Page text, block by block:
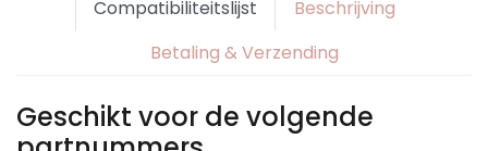
Compatibiliteitslijst
Beschrijving
Betaling & Verzending
Geschikt voor de volgende